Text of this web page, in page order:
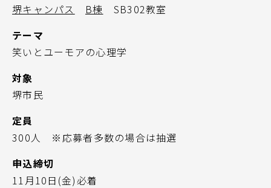
堺キャンパス
B棟 SB302教室
テーマ
笑いとユーモアの心理学
対象
堺市民
定員
300人 ※応募者多数の場合は抽選
申込締切
11月10日(金)必着